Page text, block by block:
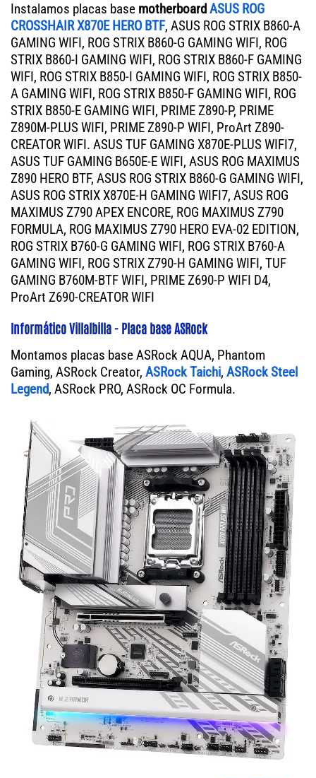
Instalamos placas base motherboardASUS ROG
CROSSHAIR X870E HERO BTF, ASUS ROG STRIX B860-A
GAMING WIFI, ROG STRIX B860-G GAMING WIFI, ROG
STRIX B860-I GAMING WIFI, ROG STRIX B860-F GAMING
WIFI, ROG STRIX B850-I GAMING WIFI, ROG STRIX B850-
A GAMING WIFI, ROG STRIX B850-F GAMING WIFI, ROG
STRIX B850-E GAMING WIFI, PRIME Z890-P, PRIME
Z890M-PLUS WIFI, PRIME Z890-P WIFI, ProArt Z890-
CREATOR WIFI. ASUS TUF GAMING X870E-PLUS WIFI7,
ASUS TUF GAMING B650E-E WIFI, ASUS ROG MAXIMUS
Z890 HERO BTF, ASUS ROG STRIX B860-G GAMING WIFI,
ASUS ROG STRIX X870E-H GAMING WIFI7, ASUS ROG
MAXIMUS Z790 APEX ENCORE, ROG MAXIMUS Z790
FORMULA, ROG MAXIMUS Z790 HERO EVA-02 EDITION,
ROG STRIX B760-G GAMING WIFI, ROG STRIX B760-A
GAMING WIFI, ROG STRIX Z790-H GAMING WIFI, TUF
GAMING B760M-BTF WIFI, PRIME Z690-P WIFI D4,
ProArt Z690-CREATOR WIFI
Informático Villalbilla - Placa base ASRock
Montamos placas base ASRock AQUA, Phantom
Gaming, ASRock Creator, ASRock Taichi, ASRock Steel
Legend, ASRock PRO, ASRock OC Formula.